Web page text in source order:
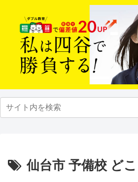
仙台市 予備校 どこ